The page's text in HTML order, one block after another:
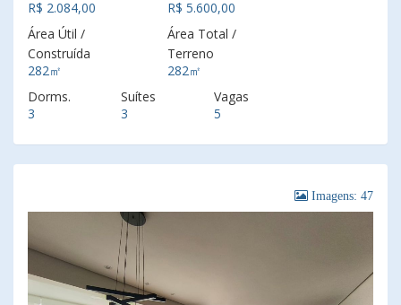
R$ 2.084,00
R$ 5.600,00
Área Útil /
Construída
282㎡
Área Total /
Terreno
282㎡
Dorms.
3
Suítes
3
Vagas
5
Imagens: 47